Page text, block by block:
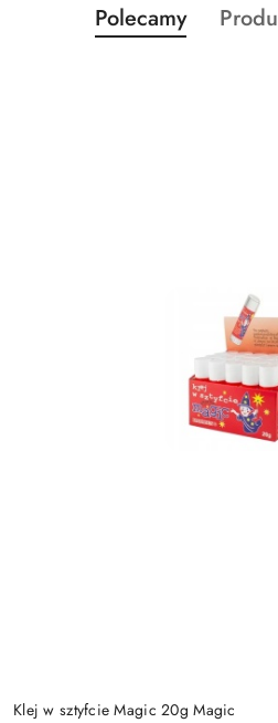
Pomiń karuzelę produktów
Produkty
o
Polecamy
Klej w sztyfcie Magic 20g Magic